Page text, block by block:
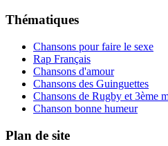
Thématiques
Chansons pour faire le sexe
Rap Français
Chansons d'amour
Chansons des Guinguettes
Chansons de Rugby et 3ème
Chanson bonne humeur
Plan de site